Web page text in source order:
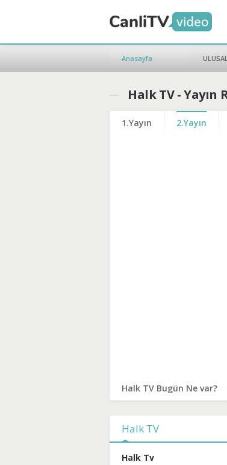
Anasayfa
Halk TV - Yayın
1.Yayın 2.Yayın
Halk TV Bugün Ne var?
Halk TV
Halk Tv